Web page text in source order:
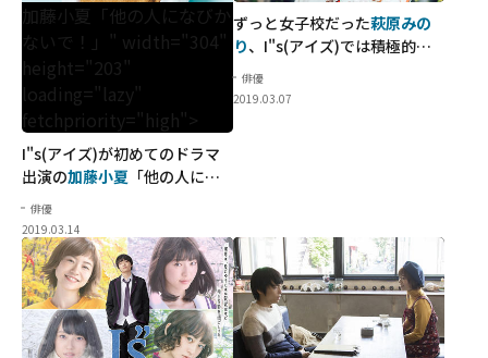
加藤小夏「他の人になびか
ないで！」" width="304"
height="203"
loading="lazy"
fetchpriority="high">
I"s(アイズ)が初めてのドラマ
出演の加藤小夏 「他の人にな
びかないで！」
俳優
2019.03.14
ずっと女子校だった萩原みの
り、I"s(アイズ)では積極的に
アプローチも「共学の恋愛が
分からないんです」
俳優
2019.03.07